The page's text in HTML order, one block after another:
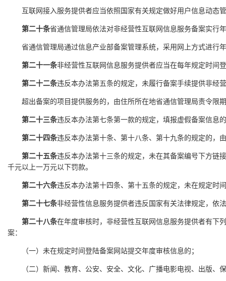
互联网接入服务提供者应当依照国家有关规定做好用户信息动态
第二十条省通信管理局依法对非经营性互联网信息服务备案实行
省通信管理局通过信息产业部备案管理系统，采用网上方式进行
第二十一条非经营性互联网信息服务提供者应当在每年规定时间
第二十二条违反本办法第五条的规定，未履行备案手续提供非经
超出备案的项目提供服务的，由住所所在地省通信管理局责令限
第二十三条违反本办法第七条第一款的规定，填报虚假备案信息
第二十四条违反本办法第十条、第十八条、第十九条的规定的，
第二十五条违反本办法第十三条的规定，未在其备案编号下方链
千元以上一万元以下罚款。
第二十六条违反本办法第十四条、第十五条的规定，未在规定时
第二十七条非经营性信息服务提供者违反国家有关法律规定，依
第二十八条在年度审核时，非经营性互联网信息服务提供者有下
案：
（一）未在规定时间登陆备案网站提交年度审核信息的；
（二）新闻、教育、公安、安全、文化、广播电影电视、出版、